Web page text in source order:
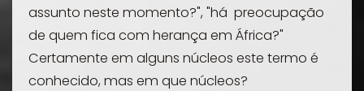
assunto neste momento?", "há preocupação
de quem fica com herança em África?"
Certamente em alguns núcleos este termo é
conhecido, mas em que núcleos?